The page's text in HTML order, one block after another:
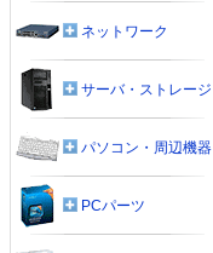
ネットワーク
サーバ・ストレージ
パソコン・周辺機器
PCパーツ